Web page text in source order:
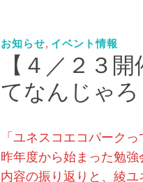
お知らせ, イベント情報
【４／２３
てなんじゃ
「ユネスコエコパーク
昨年度から始まった勉
内容の振り返りと、綾